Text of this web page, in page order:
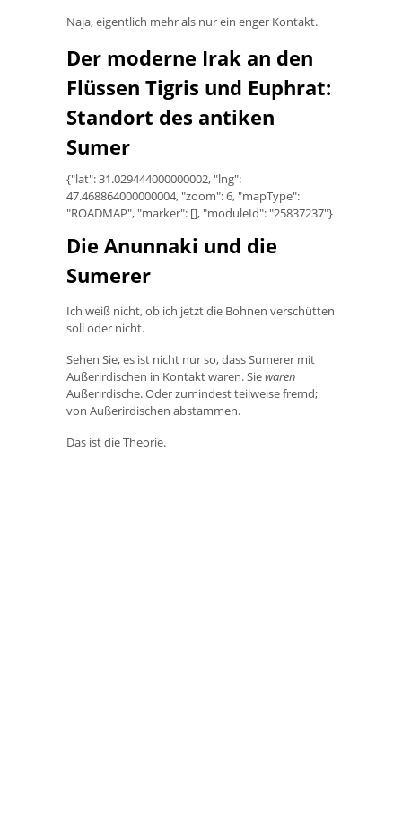
Naja, eigentlich mehr als nur ein enger Kontakt.
Der moderne Irak an den
Flüssen Tigris und Euphrat:
Standort des antiken
Sumer
{"lat": 31.029444000000002, "lng":
47.468864000000004, "zoom": 6, "mapType":
"ROADMAP", "marker": [], "moduleId": "25837237"}
Die Anunnaki und die
Sumerer
Ich weiß nicht, ob ich jetzt die Bohnen verschütten
soll oder nicht.
Sehen Sie, es ist nicht nur so, dass Sumerer mit
Außerirdischen in Kontakt waren. Siewaren
Außerirdische. Oder zumindest teilweise fremd;
von Außerirdischen abstammen.
Das ist die Theorie.